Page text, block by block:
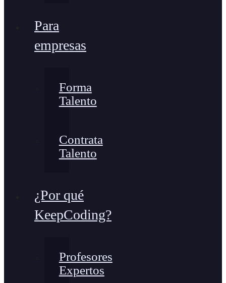
Para
empresas
Forma
Talento
Contrata
Talento
¿Por qué
KeepCoding?
Profesores
Expertos